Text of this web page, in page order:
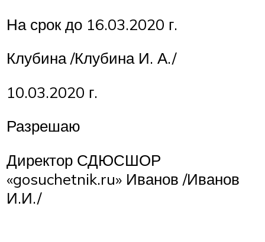
На срок до 16.03.2020 г.
Клубина /Клубина И. А./
10.03.2020 г.
Разрешаю
Директор СДЮСШОР
«gosuchetnik.ru» Иванов /Иванов
И.И./